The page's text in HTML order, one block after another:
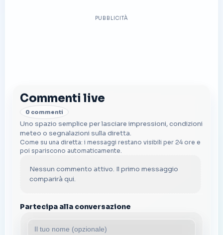
PUBBLICITÀ
Commenti live
0 commenti
Uno spazio semplice per lasciare impressioni, condizioni
meteo o segnalazioni sulla diretta.
Come su una diretta: i messaggi restano visibili per 24 ore e
poi spariscono automaticamente.
Nessun commento attivo. Il primo messaggio
comparirà qui.
Partecipa alla conversazione